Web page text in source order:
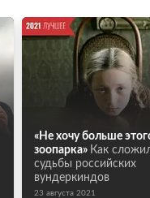
«Не хочу больше
зоопарка» Как
судьбы российских
вундеркиндов
23 августа 2021